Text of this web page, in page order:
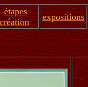
étapes
création
expositions